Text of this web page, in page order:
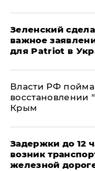
Зеленский
важное
для Patriot в
Власти РФ
восстановлении
Крым
Задержки до 12
возник
железной